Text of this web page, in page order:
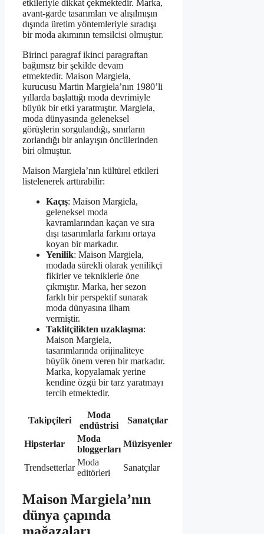
etkileriyle dikkat çekmektedir. Marka,
avant-garde tasarımları ve alışılmışın
dışında üretim yöntemleriyle sıradışı
bir moda akımının temsilcisi olmuştur.
Birinci paragraf ikinci paragraftan
bağımsız bir şekilde devam
etmektedir. Maison Margiela,
kurucusu Martin Margiela’nın 1980’li
yıllarda başlattığı moda devrimiyle
büyük bir etki yaratmıştır. Margiela,
moda dünyasında geleneksel
görüşlerin sorgulandığı, sınırların
zorlandığı bir anlayışın öncülerinden
biri olmuştur.
Maison Margiela’nın kültürel etkileri
listelenerek arttırabilir:
Kaçış: Maison Margiela,
geleneksel moda
kavramlarından kaçan ve sıra
dışı tasarımlarla farkını ortaya
koyan bir markadır.
Yenilik: Maison Margiela,
modada sürekli olarak yenilikçi
fikirler ve tekniklerle öne
çıkmıştır. Marka, her sezon
farklı bir perspektif sunarak
moda dünyasına ilham
vermiştir.
Taklitçilikten uzaklaşma:
Maison Margiela,
tasarımlarında orijinaliteye
büyük önem veren bir markadır.
Marka, kopyalamak yerine
kendine özgü bir tarz yaratmayı
tercih etmektedir.
Takipçileri
Moda
endüstrisi
Sanatçılar
Hipsterlar
Moda
bloggerları
Müzisyenler
Trendsetterlar
Moda
editörleri
Sanatçılar
Maison Margiela’nın
dünya çapında